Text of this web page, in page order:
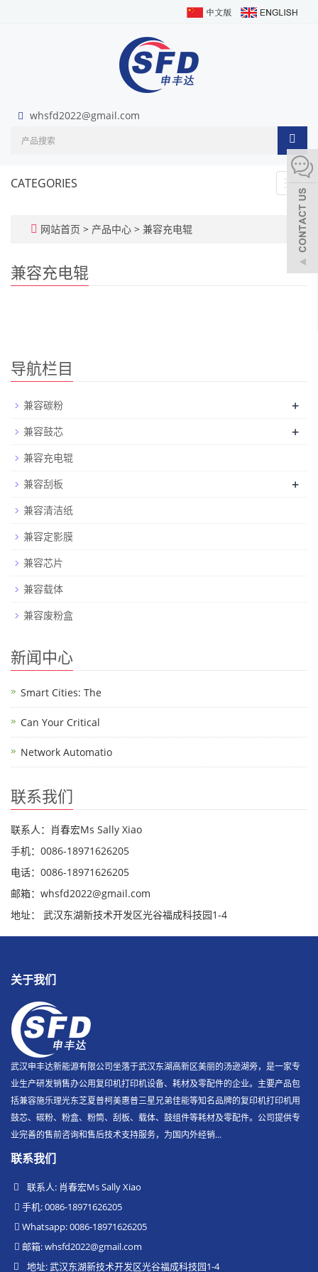
whsfd2022@gmail.com
CATEGORIES
网站首页 > 产品中心 > 兼容充电辊
兼容充电辊
导航栏目
兼容碳粉 +
兼容鼓芯 +
兼容充电辊
兼容刮板
+
兼容清洁纸
兼容定影膜
兼容芯片
兼容载体
兼容废粉盒
新闻中心
Smart Cities: The
Can Your Critical
Network Automatio
联系我们
联系人：肖春宏Ms Sally Xiao
手机：0086-18971626205
电话：0086-18971626205
邮箱：whsfd2022@gmail.com
地址： 武汉东湖新技术开发区光谷福成科技园1-4
关于我们
武汉申丰达新能源有限公司坐落于武汉东湖高新区美丽的汤逊湖旁，是一家专
业生产研发销售办公用复印机打印机设备、耗材及零配件的企业。主要产品包
括兼容施乐理光东芝夏普柯美惠普三星兄弟佳能等知名品牌的复印机打印机用
鼓芯、碳粉、粉盒、粉筒、刮板、载体、鼓组件等耗材及零配件。公司提供专
业完善的售前咨询和售后技术支持服务，为国内外经销...
联系我们
联系人: 肖春宏Ms Sally Xiao
手机: 0086-18971626205
Whatsapp: 0086-18971626205
邮箱:whsfd2022@gmail.com
地址: 武汉东湖新技术开发区光谷福成科技园1-4